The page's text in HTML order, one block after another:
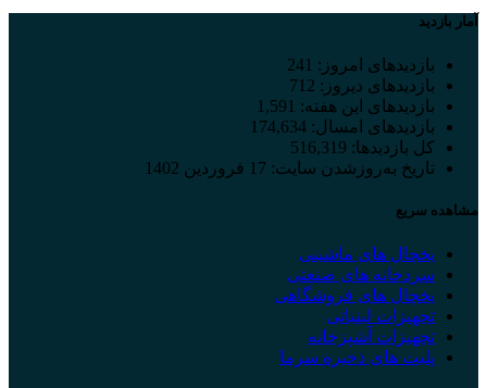
آمار بازدید
بازدیدهای امروز: 241
بازدیدهای دیروز: 712
بازدیدهای این هفته: 1,591
بازدیدهای امسال: 174,634
کل بازدیدها: 516,319
تاریخ به‌روزشدن سایت: 17 فروردین 1402
مشاهده سریع
یخچال های ماشینی
سردخانه های صنعتی
یخچال های فروشگاهی
تجهیزات لبنیاتی
تجهیزات آشپزخانه
پلیت های ذخیره سرما